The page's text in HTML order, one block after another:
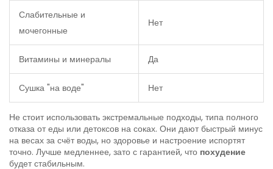
Слабительные и
мочегонные
Нет
Витамины и минералы Да
Сушка "на воде" Нет
Не стоит использовать экстремальные подходы, типа полного
отказа от еды или детоксов на соках. Они дают быстрый минус
на весах за счёт воды, но здоровье и настроение испортят
точно. Лучше медленнее, зато с гарантией, что похудение
будет стабильным.